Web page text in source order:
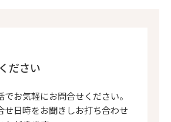
ださい
でお気軽にお問合せください。
せ日時をお聞きしお打ち合わせ